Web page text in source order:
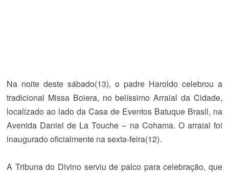
Na noite deste sábado(13), o padre Haroldo celebrou a
tradicional Missa Boiera, no belíssimo Arraial da Cidade,
localizado ao lado da Casa de Eventos Batuque Brasil, na
Avenida Daniel de La Touche – na Cohama. O arraial foi
inaugurado oficialmente na sexta-feira(12).
A Tribuna do Divino serviu de palco para celebração, que